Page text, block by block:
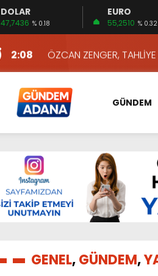
DOLAR
47,7436 % 0.18
EURO
55,2510 % 0.32
13:10
İKİNCİ 500’DE
13:16
2:08
ÖZCAN ZENGER, TAHLİYE
16:00
AKILLI MERCEK HERKES
10:06
ADANA’DAKİ CİNAYETLER
13:54
NACAR: ESNAFIN SAĞLIK
13:19
NACAR, DAHA İYİ
SULAMA
14:24
HERKES İÇİN
14:22
EMEKLİLER EN DÜŞÜK
13:10
İKİNCİ 500’DE
GÜNDEM
GENEL,GÜNDEM,